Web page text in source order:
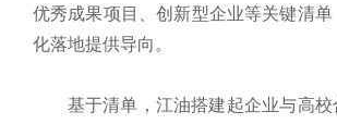
优秀成果项目、创新型企业等关键清
化落地提供导向。
基于清单，江油搭建起企业与高校